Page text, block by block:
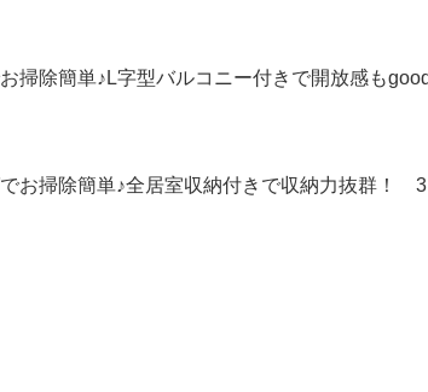
お掃除簡単♪L字型バルコニー付きで開放感も
お掃除簡単♪全居室収納付きで収納力抜群！